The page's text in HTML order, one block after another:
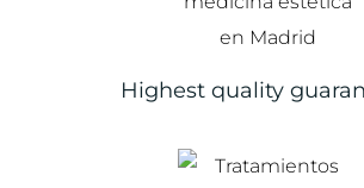
Highest quality